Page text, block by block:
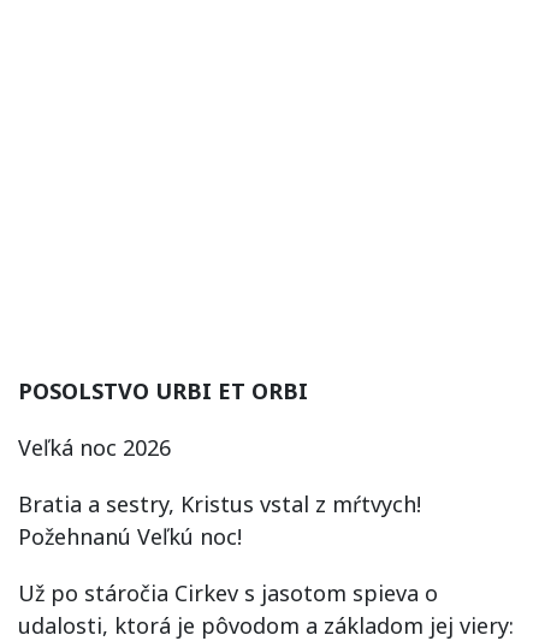
POSOLSTVO URBI ET ORBI
Veľká noc 2026
Bratia a sestry, Kristus vstal z mŕtvych!
Požehnanú Veľkú noc!
Už po stáročia Cirkev s jasotom spieva o
udalosti, ktorá je pôvodom a základom jej viery: